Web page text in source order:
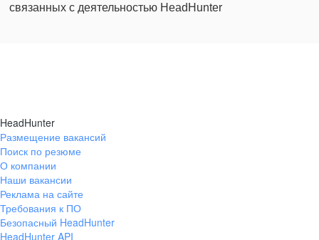
связанных с деятельностью HeadHunter
HeadHunter
Размещение вакансий
Поиск по резюме
О компании
Наши вакансии
Реклама на сайте
Требования к ПО
Безопасный HeadHunter
HeadHunter API